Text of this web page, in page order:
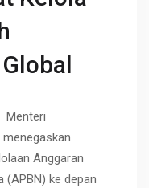
Menteri
menegaskan
Anggaran
(APBN) ke depan